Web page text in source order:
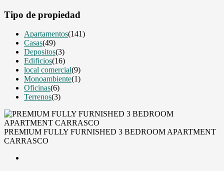
Tipo de propiedad
Apartamentos(141)
Casas(49)
Depositos(3)
Edificios(16)
local comercial(9)
Monoambiente(1)
Oficinas(6)
Terrenos(3)
PREMIUM FULLY FURNISHED 3 BEDROOM APARTMENT
CARRASCO